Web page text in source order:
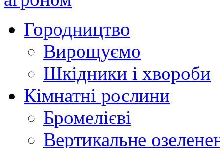
Городництво
Вирощуємо
Шкідники і хвороби
Кімнатні рослини
Бромелієві
Вертикальне